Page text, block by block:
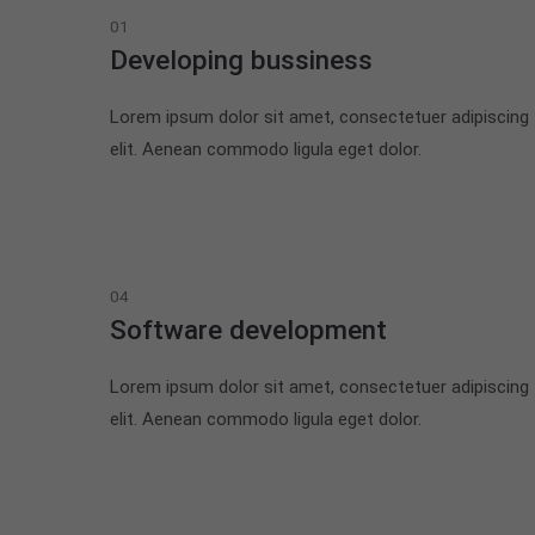
01
Developing bussiness
Lorem ipsum dolor sit amet, consectetuer adipiscing
elit. Aenean commodo ligula eget dolor.
04
Software development
Lorem ipsum dolor sit amet, consectetuer adipiscing
elit. Aenean commodo ligula eget dolor.